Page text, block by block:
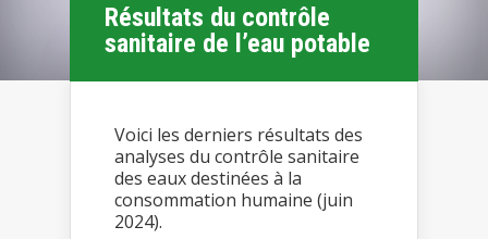
Résultats du contrôle
sanitaire de l’eau potable
Voici les derniers résultats des
analyses du contrôle sanitaire
des eaux destinées à la
consommation humaine (juin
2024).